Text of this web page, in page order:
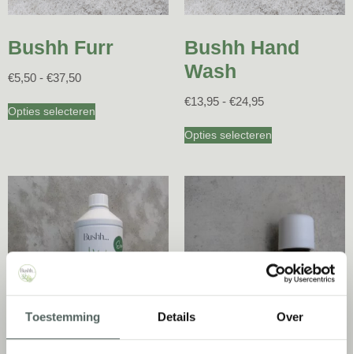
Toestemming Details Over
Bushh Furr
€5,50 - €37,50
Opties selecteren
Bushh Hand
Wash
€13,95 - €24,95
Opties selecteren